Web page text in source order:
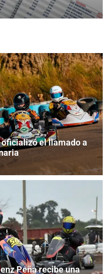
oficializó el llamado a
Peña recibe una